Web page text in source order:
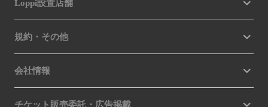
Loppi設置店舗
規約・その他
会社情報
チケット販売委託・広告掲載